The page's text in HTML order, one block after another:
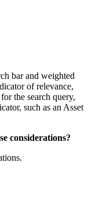
bar and weighted
of relevance,
the search query,
such as an Asset
considerations?